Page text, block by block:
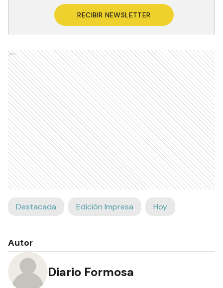
RECIBIR NEWSLETTER
Ads
Destacada Edición Impresa Hoy
Autor
Diario Formosa